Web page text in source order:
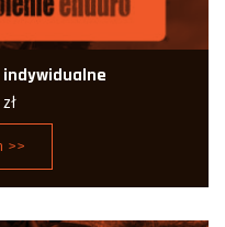
indywidualne
zł
>>